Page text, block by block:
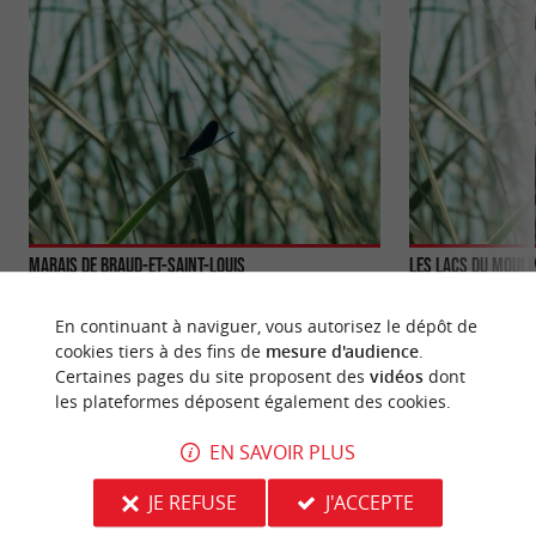
Marais de Braud-et-Saint-Louis
de la Citadelle de Blaye, le Marais de Braud-et-
Saint-Louis ...
8,9 km - Braud-et-Saint-Louis
Les Lacs du
Lacs du Moulin
très agréable
En continuant à naviguer, vous autorisez le dépôt de
cookies tiers à des fins de mesure d'audience.
Certaines pages du site proposent des vidéosdont
les plateformes déposent également des cookies.
EN SAVOIR PLUS
JE REFUSE
J'ACCEPTE